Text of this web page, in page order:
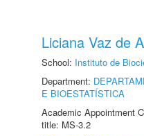
Liciana Vaz de
School: Instituto de
Department:
E BIOESTATÍSTICA
Academic Appointment
title: MS-3.2